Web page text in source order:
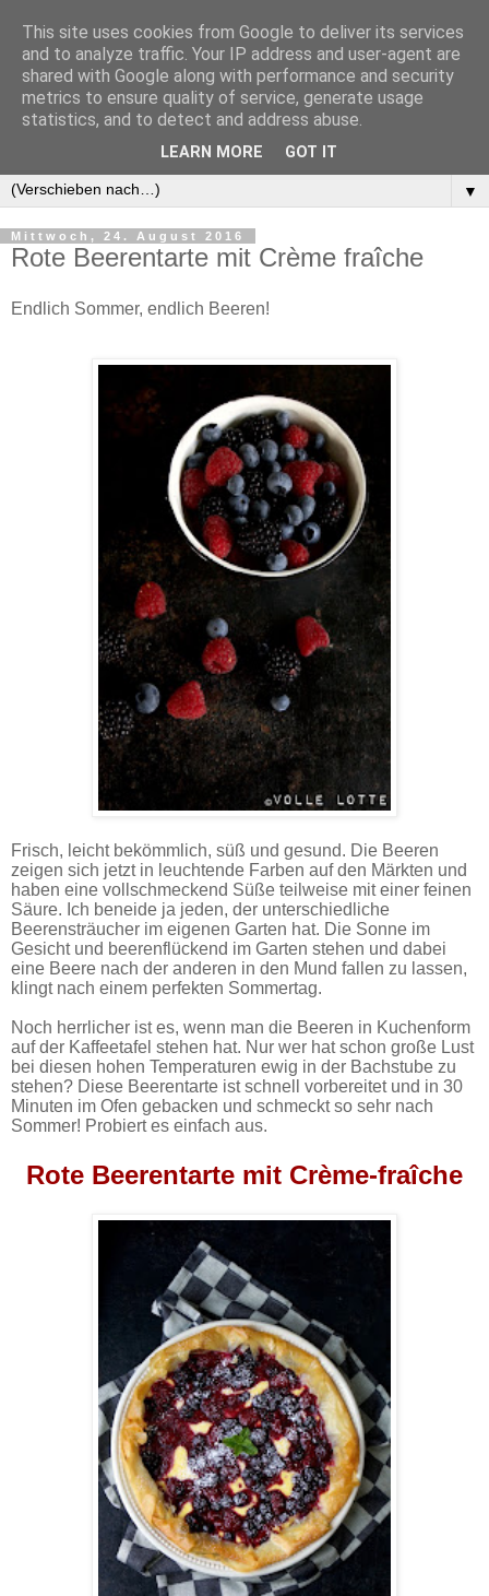
▼
Mittwoch, 24. August 2016
Rote Beerentarte mit Crème fraîche
Endlich Sommer, endlich Beeren!
Frisch, leicht bekömmlich, süß und gesund. Die Beeren
zeigen sich jetzt in leuchtende Farben auf den Märkten und
haben eine vollschmeckend Süße teilweise mit einer feinen
Säure. Ich beneide ja jeden, der unterschiedliche
Beerensträucher im eigenen Garten hat. Die Sonne im
Gesicht und beerenflückend im Garten stehen und dabei
eine Beere nach der anderen in den Mund fallen zu lassen,
klingt nach einem perfekten Sommertag.
Noch herrlicher ist es, wenn man die Beeren in Kuchenform
auf der Kaffeetafel stehen hat. Nur wer hat schon große Lust
bei diesen hohen Temperaturen ewig in der Bachstube zu
stehen? Diese Beerentarte ist schnell vorbereitet und in 30
Minuten im Ofen gebacken und schmeckt so sehr nach
Sommer! Probiert es einfach aus.
Rote Beerentarte mit Crème-fraîche
This site uses cookies from Google to deliver its services
and to analyze traffic. Your IP address and user-agent are
shared with Google along with performance and security
metrics to ensure quality of service, generate usage
statistics, and to detect and address abuse.
LEARN MORE GOT IT